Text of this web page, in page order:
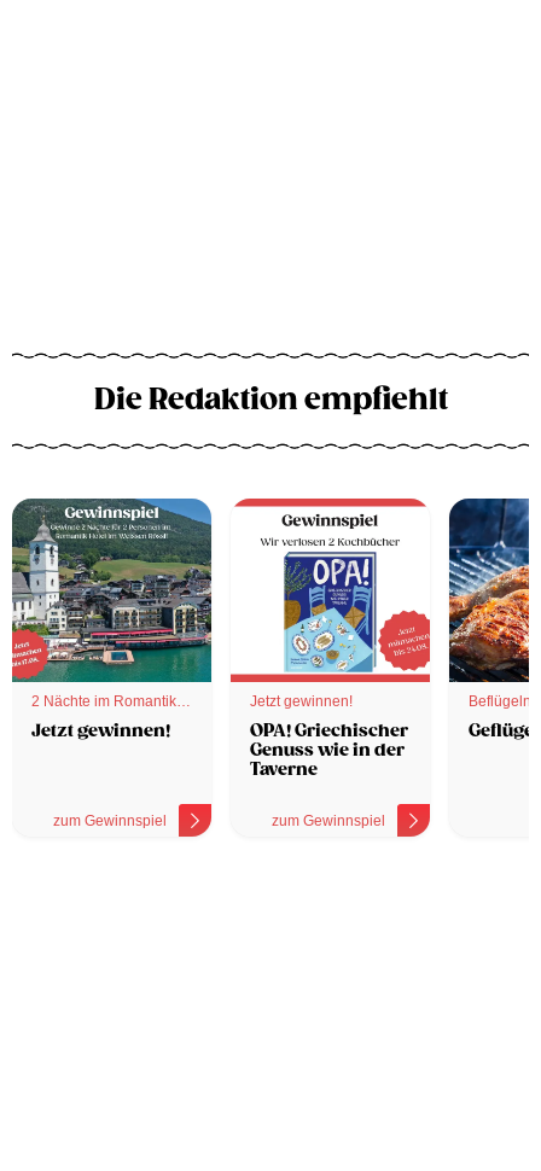
Die Redaktion empfiehlt
2 Nächte im Romantik
Hotel
Jetzt gewinnen!
zum Gewinnspiel
Jetzt gewinnen!
OPA! Griechischer
Genuss wie in der
Taverne
zum Gewinnspiel